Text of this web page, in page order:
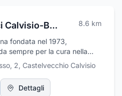
Pane e Dolci Calvisio-Battistella Antonio e C. 8.6 km
fondata nel 1973,
sempre per la cura nella
prime e nelle procedure di
prediligono metodi semplici e
anche pasta all'uovo
Laboratorio e vendita a
2, Castelvecchio Calvisio
Dettagli